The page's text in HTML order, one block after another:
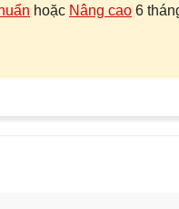
hoặc Nâng cao 6